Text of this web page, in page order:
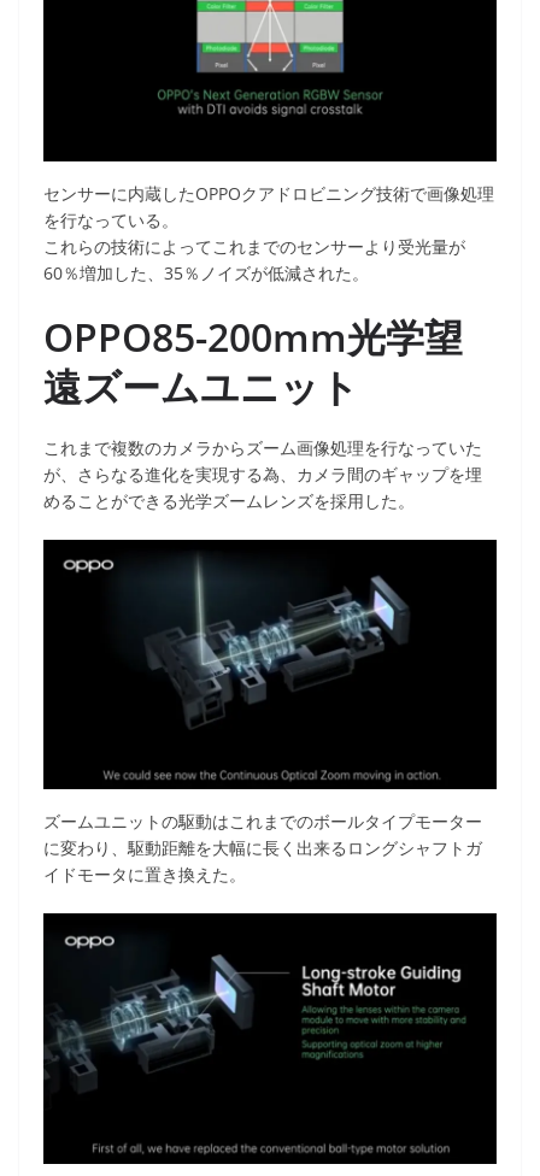
センサーに内蔵したOPPOクアドロビニング技術で画像処理
を行なっている。
これらの技術によってこれまでのセンサーより受光量が
60％増加した、35％ノイズが低減された。
OPPO85-200mm光学望
遠ズームユニット
これまで複数のカメラからズーム画像処理を行なっていた
が、さらなる進化を実現する為、カメラ間のギャップを埋
めることができる光学ズームレンズを採用した。
ズームユニットの駆動はこれまでのボールタイプモーター
に変わり、駆動距離を大幅に長く出来るロングシャフトガ
イドモータに置き換えた。